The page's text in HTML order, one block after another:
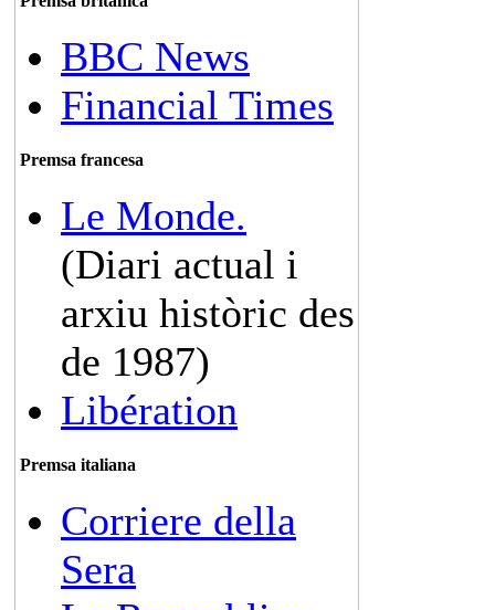
BBC News
Financial Times
Premsa francesa
Le Monde.
(Diari actual i
arxiu històric des
de 1987)
Libération
Premsa italiana
Corriere della
Sera